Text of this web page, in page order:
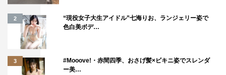
2
“現役女子大生アイドル”七海りお、ランジェリー姿で
色白美ボデ…
3
#Mooove!・赤間四季、おさげ髪×ビキニ姿でスレンダ
ー美…